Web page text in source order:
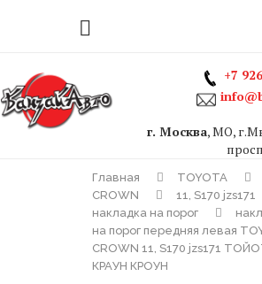
+7
г. Москва, МО,
Главная
TOYOTA
CROWN
11, S170 jzs171
накладка на порог
на порог передняя левая
CROWN 11, S170 jzs171
КРАУН КРОУН